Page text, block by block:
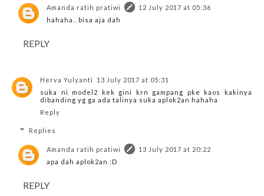
Amanda ratih pratiwi
12 July 2017 at 05:36
hahaha.. bisa aja dah
REPLY
Herva Yulyanti
13 July 2017 at 05:31
suka ni model2 kek gini krn gampang pke kaos kakinya
dibanding yg ga ada talinya suka aplok2an hahaha
Reply
Replies
Amanda ratih pratiwi
13 July 2017 at 20:22
apa dah aplok2an :D
REPLY